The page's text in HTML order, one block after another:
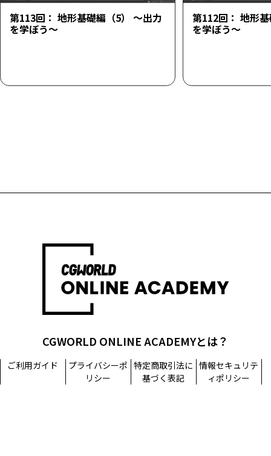
第113回： 地形基礎編（5） ～出力
を学ぼう～
第112回： 地形
を学ぼう～
CGWORLD ONLINE ACADEMYとは？
ご利用ガイド
プライバシーポ
リシー
特定商取引法に
基づく表記
情報セキュリテ
ィポリシー